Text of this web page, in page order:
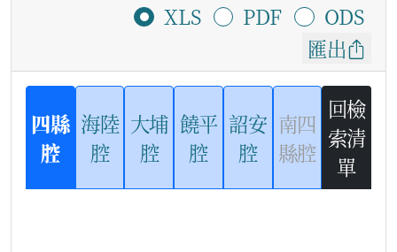
XLS
PDF
ODS
匯出
四縣
腔
海陸
腔
大埔
腔
饒平
腔
詔安
腔
南四
縣腔
回檢
索清
單